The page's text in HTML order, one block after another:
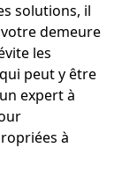
solutions, il
demeure
les
peut y être
expert à
à